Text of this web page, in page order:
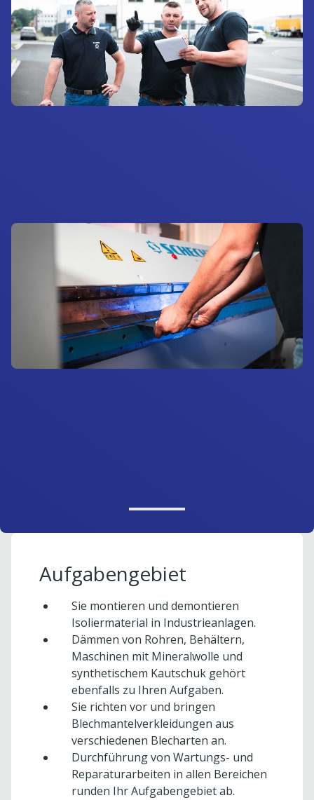
Aufgabengebiet
Sie montieren und demontieren
Isoliermaterial in Industrieanlagen.
Dämmen von Rohren, Behältern,
Maschinen mit Mineralwolle und
synthetischem Kautschuk gehört
ebenfalls zu Ihren Aufgaben.
Sie richten vor und bringen
Blechmantelverkleidungen aus
verschiedenen Blecharten an.
Durchführung von Wartungs- und
Reparaturarbeiten in allen Bereichen
runden Ihr Aufgabengebiet ab.